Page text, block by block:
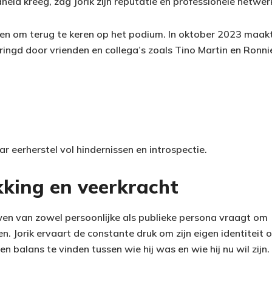
om terug te keren op het podium. In oktober 2023
door vrienden en collega’s zoals Tino Martin en
eerherstel vol hindernissen en introspectie.
en veerkracht
van zowel persoonlijke als publieke persona vraagt om
Jorik ervaart de constante druk om zijn eigen identiteit
balans te vinden tussen wie hij was en wie hij nu wil zijn.